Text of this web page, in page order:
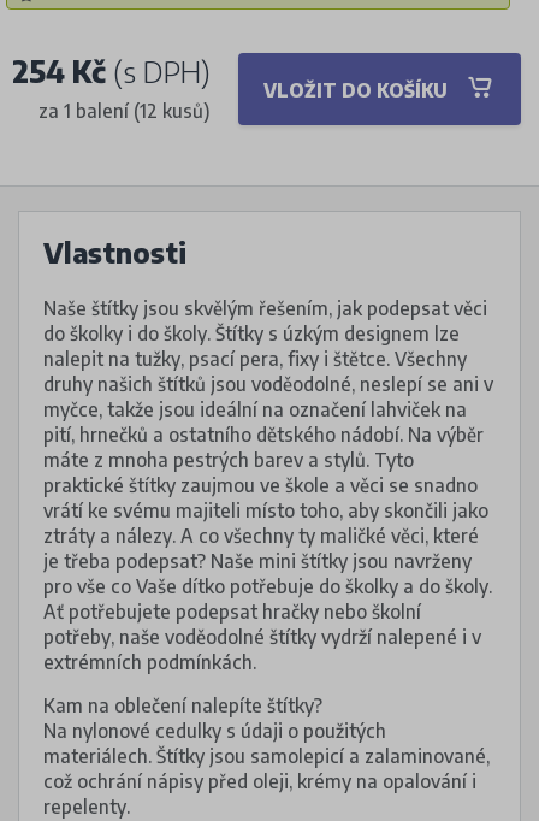
254 Kč (s DPH)
za 1 balení (12 kusů)
VLOŽIT DO KOŠÍKU
Vlastnosti
Naše štítky jsou skvělým řešením, jak podepsat věci
do školky i do školy. Štítky s úzkým designem lze
nalepit na tužky, psací pera, fixy i štětce. Všechny
druhy našich štítků jsou voděodolné, neslepí se ani v
myčce, takže jsou ideální na označení lahviček na
pití, hrnečků a ostatního dětského nádobí. Na výběr
máte z mnoha pestrých barev a stylů. Tyto
praktické štítky zaujmou ve škole a věci se snadno
vrátí ke svému majiteli místo toho, aby skončili jako
ztráty a nálezy. A co všechny ty maličké věci, které
je třeba podepsat? Naše mini štítky jsou navrženy
pro vše co Vaše dítko potřebuje do školky a do školy.
Ať potřebujete podepsat hračky nebo školní
potřeby, naše voděodolné štítky vydrží nalepené i v
extrémních podmínkách.
Kam na oblečení nalepíte štítky?
Na nylonové cedulky s údaji o použitých
materiálech. Štítky jsou samolepicí a zalaminované,
což ochrání nápisy před oleji, krémy na opalování i
repelenty.